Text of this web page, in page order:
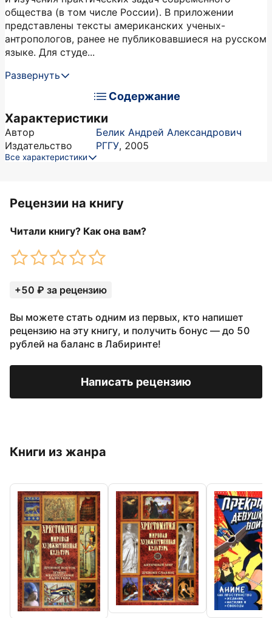
общества (в том числе России). В приложении
представлены тексты американских ученых-
антропологов, ранее не публиковавшиеся на русском
языке. Для студе...
Развернуть
Содержание
Характеристики
Автор
Белик Андрей Александрович
Издательство
РГГУ, 2005
Все характеристики
Рецензии на книгу
Читали книгу? Как она вам?
+50 ₽ за рецензию
Вы можете стать одним из первых, кто напишет
рецензию на эту книгу, и получить бонус — до 50
рублей на баланс в Лабиринте!
Написать рецензию
Книги из жанра